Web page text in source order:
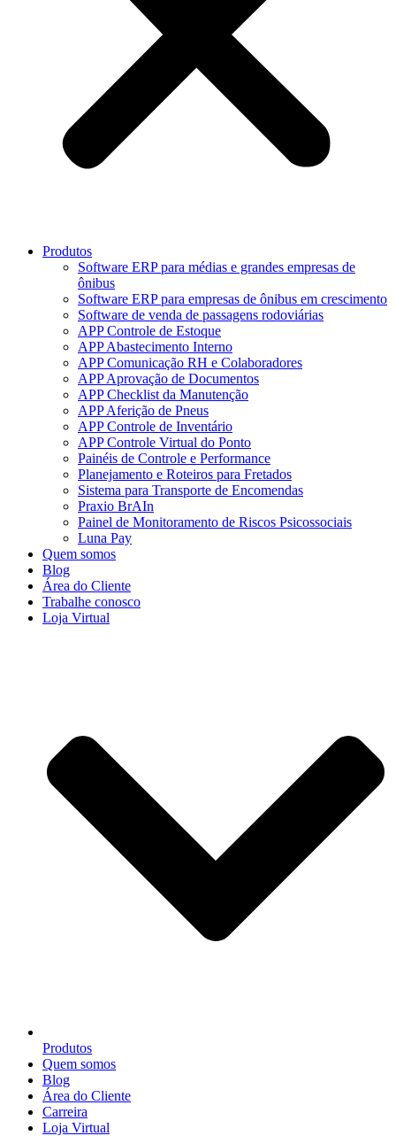
Produtos
Software ERP para médias e grandes empresas de
ônibus
Software ERP para empresas de ônibus em crescimento
Software de venda de passagens rodoviárias
APP Controle de Estoque
APP Abastecimento Interno
APP Comunicação RH e Colaboradores
APP Aprovação de Documentos
APP Checklist da Manutenção
APP Aferição de Pneus
APP Controle de Inventário
APP Controle Virtual do Ponto
Painéis de Controle e Performance
Planejamento e Roteiros para Fretados
Sistema para Transporte de Encomendas
Praxio BrAIn
Painel de Monitoramento de Riscos Psicossociais
Luna Pay
Quem somos
Blog
Área do Cliente
Trabalhe conosco
Loja Virtual
Produtos
Quem somos
Blog
Área do Cliente
Carreira
Loja Virtual